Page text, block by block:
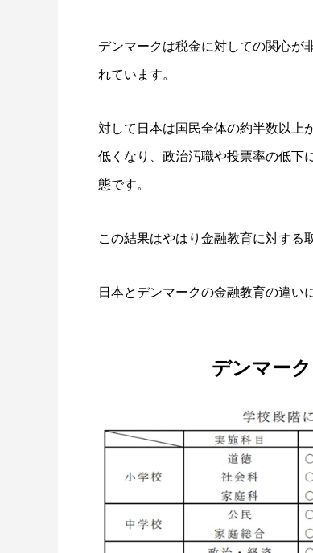
デンマークは税金に対しての関心が
れています。
対して日本は国民全体の約半数以上
低くなり、政治汚職や投票率の低下
態です。
この結果はやはり金融教育に対する
日本とデンマークの金融教育の違い
デンマー